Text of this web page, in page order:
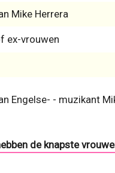
Mike Herrera
ex-vrouwen
Engelse- - muzikant
de knapste